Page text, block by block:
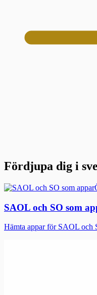
Fördjupa dig i
SAOL och SO som
Hämta appar för SAOL och